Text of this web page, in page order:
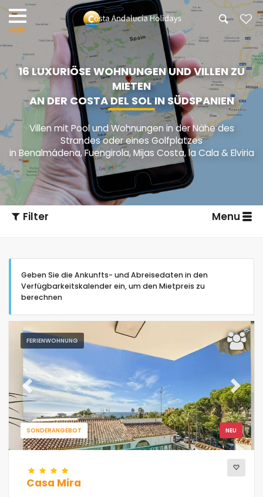
16 LUXURIÖSE WOHNUNGEN UND VILLEN ZU
MIETEN
AN DER COSTA DEL SOL IN SÜDSPANIEN
Villen mit Pool und Wohnungen in der Nähe des
Strandes oder eines Golfplatzes
in Benalmádena, Fuengirola, Mijas Costa, la Cala & Elviria
Filter Menu
Art der Unterkunft
Personen
Schlafzimmer
Badezimmer
Geben Sie die Ankunfts- und Abreisedaten in den
Verfügbarkeitskalender ein, um den Mietpreis zu
berechnen
FERIENWOHNUNG
NEU
SONDERANGEBOT
Previous Next
Casa Mira